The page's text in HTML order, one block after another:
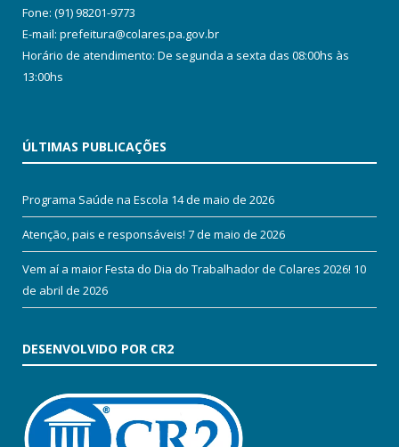
Fone: (91) 98201-9773
E-mail: prefeitura@colares.pa.gov.br
Horário de atendimento: De segunda a sexta das 08:00hs às
13:00hs
ÚLTIMAS PUBLICAÇÕES
Programa Saúde na Escola 14 de maio de 2026
Atenção, pais e responsáveis! 7 de maio de 2026
Vem aí a maior Festa do Dia do Trabalhador de Colares 2026! 10
de abril de 2026
DESENVOLVIDO POR CR2